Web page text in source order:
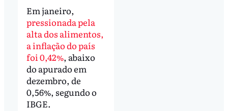
Em janeiro,
pressionada pela
alta dos alimentos,
a inflação do país
foi 0,42%, abaixo
do apurado em
dezembro, de
0,56%, segundo o
IBGE.